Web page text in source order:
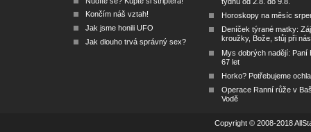
Končím náš vztah!
Jak jsme honili UFO
Jak dlouho trvá správný sex?
Horoskopy na měsíc
Deníček týrané matky:
kroužky, Bože, stůj při nás
Mys dobrých nadějí: Paní
67 let
Horko? Potřebujeme
Operace Ranní růže v
Vodě
Copyright © 2008-2018